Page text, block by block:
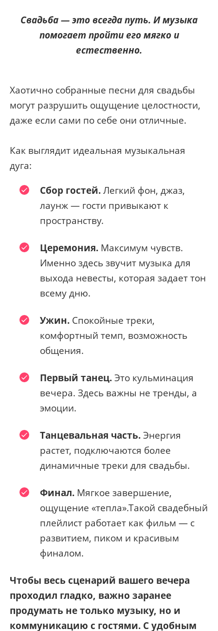
Свадьба — это всегда путь. И музыка
помогает пройти его мягко и
естественно.
Хаотично собранные песни для свадьбы
могут разрушить ощущение целостности,
даже если сами по себе они отличные.
Как выглядит идеальная музыкальная
дуга:
Сбор гостей.Легкий фон, джаз,
лаунж — гости привыкают к
пространству.
Церемония. Максимум чувств.
Именно здесь звучит музыка для
выхода невесты, которая задает тон
всему дню.
Ужин. Спокойные треки,
комфортный темп, возможность
общения.
Первый танец.Это кульминация
вечера. Здесь важны не тренды, а
эмоции.
Танцевальная часть.Энергия
растет, подключаются более
динамичные треки для свадьбы.
Финал. Мягкое завершение,
ощущение «тепла».Такой свадебный
плейлист работает как фильм — с
развитием, пиком и красивым
финалом.
Чтобы весь сценарий вашего вечера
проходил гладко, важно заранее
продумать не только музыку, но и
коммуникацию с гостями. С удобным